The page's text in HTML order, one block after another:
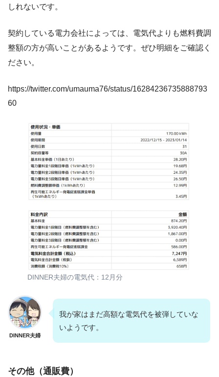
しれないです。
契約している電力会社によっては、電気代よりも燃料費調
整額の方が高いことがあるようです。ぜひ明細をご確認く
ださい。
https://twitter.com/umauma76/status/16284236735888793
60
DINNER夫婦の電気代：12月分
DINNER夫婦
我が家はまだ高額な電気代を被弾していな
いようです。
その他（通販費）